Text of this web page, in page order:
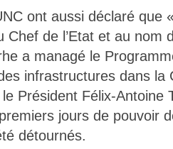
ont aussi déclaré que
Chef de l’Etat et au nom
a managé le
infrastructures dans la
le Président Félix-Antoine
jours de pouvoir
détournés.